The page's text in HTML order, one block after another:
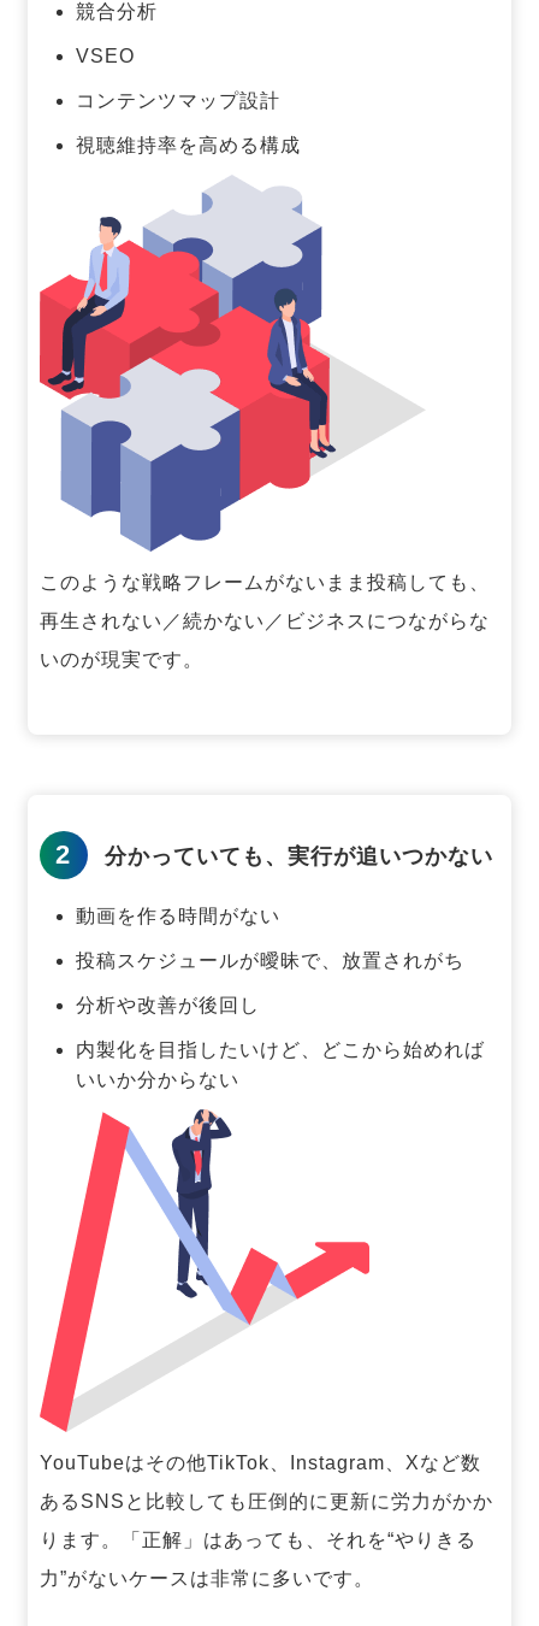
競合分析
VSEO
コンテンツマップ設計
視聴維持率を高める構成
このような戦略フレームがないまま投稿しても、
再生されない／続かない／ビジネスにつながらな
いのが現実です。
2 分かっていても、実行が追いつかない
動画を作る時間がない
投稿スケジュールが曖昧で、放置されがち
分析や改善が後回し
内製化を目指したいけど、どこから始めれば
いいか分からない
YouTubeはその他TikTok、Instagram、Xなど数
あるSNSと比較しても圧倒的に更新に労力がかか
ります。「正解」はあっても、それを“やりきる
力”がないケースは非常に多いです。